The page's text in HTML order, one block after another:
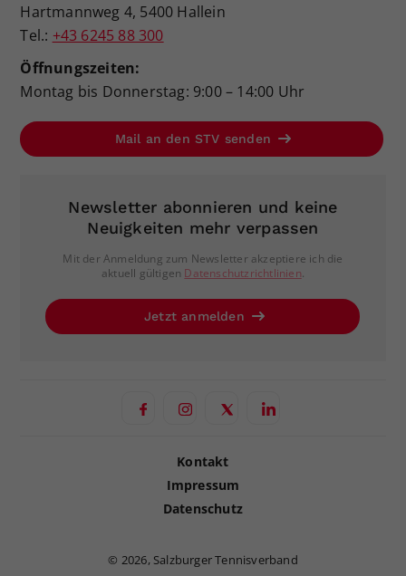
Hartmannweg 4, 5400 Hallein
Tel.: +43 6245 88 300
Öffnungszeiten:
Montag bis Donnerstag: 9:00 – 14:00 Uhr
Mail an den STV senden
Newsletter abonnieren und keine
Neuigkeiten mehr verpassen
Mit der Anmeldung zum Newsletter akzeptiere ich die
aktuell gültigen Datenschutzrichtlinien.
Jetzt anmelden
Kontakt
Impressum
Datenschutz
© 2026, Salzburger Tennisverband